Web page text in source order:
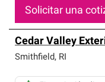
Solicitar una
Cedar Valley
Smithfield, RI